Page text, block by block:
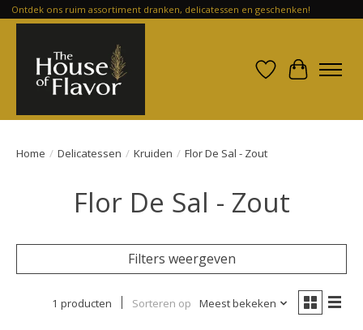
Ontdek ons ruim assortiment dranken, delicatessen en geschenken!
Verlanglijst
Home / Delicatessen / Kruiden / Flor De Sal - Zout
Flor De Sal - Zout
Filters weergeven
1 producten Sorteren op Meest bekeken